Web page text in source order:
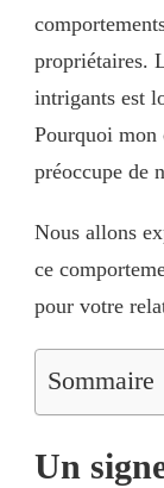
propriétaires.
intrigants est
Pourquoi mon
préoccupe de
Nous allons
ce
pour votre
Sommaire
Un